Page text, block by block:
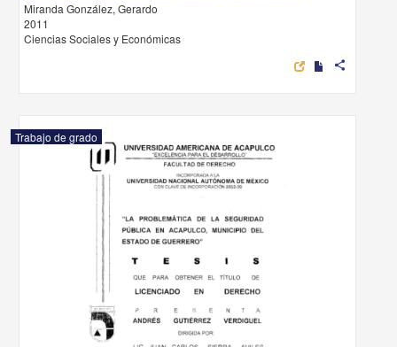
Miranda González, Gerardo
2011
Ciencias Sociales y Económicas
share
Trabajo de grado